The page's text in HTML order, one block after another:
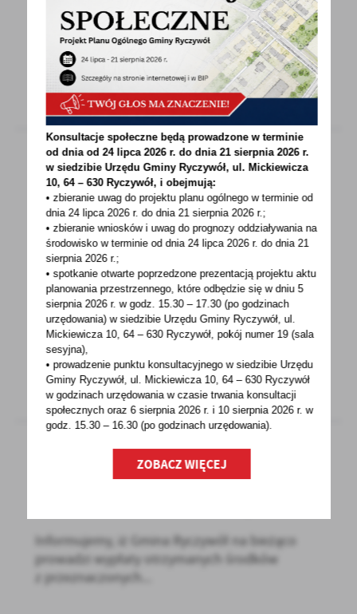
Zawieszenie postępowania w sprawie ustalenia
lokalizacji inwestycji celu publicznego
polegającej na przebudowie...
04 - 11 - 2022
Nabór wniosków w ramach programu
resortowego Ministra Rodziny i Polityki
Społecznej "Opieka wytchnieniowa" - edycja
2023
Gminny Ośrodek Pomocy Społecznej
w Ryczywole informuje o naborze wniosków
w ramach programu resortowego...
04 - 11 - 2022
Informujemy, iż Gmina Ryczywół na bieżąco
prowadzi wypłaty otrzymanych środków
z przeznaczonych...
Konsultacje społeczne będą prowadzone w terminie
od dnia od 24 lipca 2026 r. do dnia 21 sierpnia 2026 r.
w siedzibie Urzędu Gminy Ryczywół, ul. Mickiewicza
10, 64 – 630 Ryczywół, i obejmują:
• zbieranie uwag do projektu planu ogólnego w terminie od
dnia 24 lipca 2026 r. do dnia 21 sierpnia 2026 r.;
• zbieranie wniosków i uwag do prognozy oddziaływania na
środowisko w terminie od dnia 24 lipca 2026 r. do dnia 21
sierpnia 2026 r.;
• spotkanie otwarte poprzedzone prezentacją projektu aktu
planowania przestrzennego, które odbędzie się w dniu 5
sierpnia 2026 r.w godz. 15.30 – 17.30 (po godzinach
urzędowania) w siedzibie Urzędu Gminy Ryczywół, ul.
Mickiewicza 10, 64 – 630 Ryczywół, pokójnumer 19 (sala
sesyjna),
• prowadzenie punktu konsultacyjnego w siedzibie Urzędu
Gminy Ryczywół, ul. Mickiewicza 10, 64 – 630 Ryczywół
w godzinachurzędowania w czasie trwania konsultacji
społecznych oraz 6 sierpnia 2026 r. i 10 sierpnia 2026 r. w
godz. 15.30 – 16.30 (po godzinachurzędowania).
ZOBACZ WIĘCEJ